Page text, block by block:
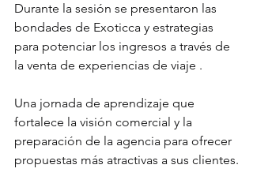
Durante la sesión se presentaron las
bondades de Exoticca y estrategias
para potenciar los ingresos a través de
la venta de experiencias de viaje .
Una jornada de aprendizaje que
fortalece la visión comercial y la
preparación de la agencia para ofrecer
propuestas más atractivas a sus clientes.